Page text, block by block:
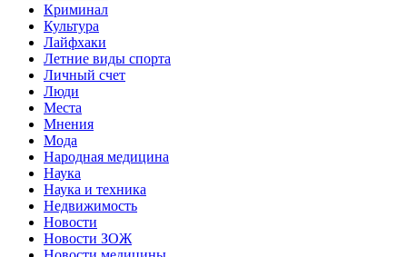
Криминал
Культура
Лайфхаки
Летние виды спорта
Личный счет
Люди
Места
Мнения
Мода
Народная медицина
Наука
Наука и техника
Недвижимость
Новости
Новости ЗОЖ